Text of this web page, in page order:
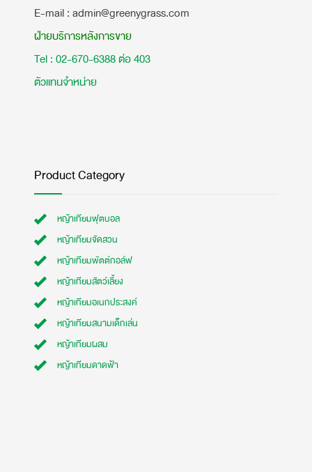
E-mail : admin@greenygrass.com
ฝ่ายบริการหลังการขาย
Tel : 02-670-6388 ต่อ 403
ตัวแทนจำหน่าย
Product Category
หญ้าเทียมฟุตบอล
หญ้าเทียมจัดสวน
หญ้าเทียมพัตต์กอล์ฟ
หญ้าเทียมสัตว์เลี้ยง
หญ้าเทียมอเนกประสงค์
หญ้าเทียมสนามเด็กเล่น
หญ้าเทียมผสม
หญ้าเทียมดาดฟ้า